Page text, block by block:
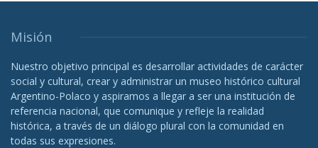
Misión
Nuestro objetivo principal es desarrollar actividades de carácter
social y cultural, crear y administrar un museo histórico cultural
Argentino-Polaco y aspiramos a llegar a ser una institución de
referencia nacional, que comunique y refleje la realidad
histórica, a través de un diálogo plural con la comunidad en
todas sus expresiones.